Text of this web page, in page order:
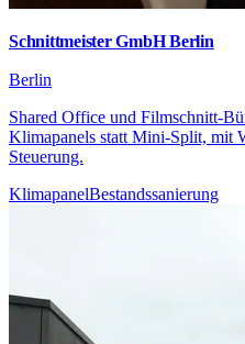
Schnittmeister GmbH Berlin
Berlin
Shared Office und Filmschnitt-
Klimapanels statt Mini-Split, mit
Steuerung.
KlimapanelBestandssanierung